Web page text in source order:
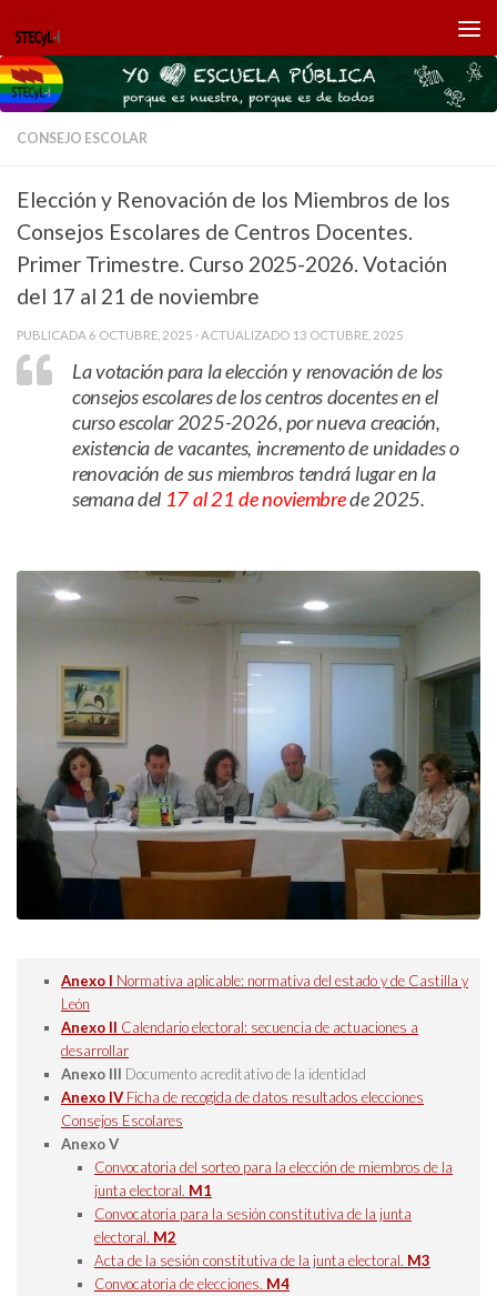
Saltar al contenido
CONSEJO ESCOLAR
Elección y Renovación de los Miembros de los
Consejos Escolares de Centros Docentes.
Primer Trimestre. Curso 2025-2026. Votación
del 17 al 21 de noviembre
PUBLICADA 6 OCTUBRE, 2025 · ACTUALIZADO 13 OCTUBRE, 2025
La votación para la elección y renovación de los
consejos escolares de los centros docentes en el
curso escolar 2025-2026, pornueva creación,
existencia de vacantes, incremento de unidades o
renovación de sus miembros tendrá lugar en la
semana del 17 al 21 de noviembrede 2025.
Anexo I Normativa aplicable: normativa del estado y de Castilla y
León
Anexo II Calendario electoral: secuencia de actuaciones a
desarrollar
Anexo III Documento acreditativo de la identidad
Anexo IVFicha de recogida de datos resultados elecciones
Consejos Escolares
Anexo V
Convocatoria del sorteo para la elección de miembros de la
junta electoral. M1
Convocatoria para la sesión constitutiva de la junta
electoral. M2
Acta de la sesión constitutiva de la junta electoral. M3
Convocatoria de elecciones. M4